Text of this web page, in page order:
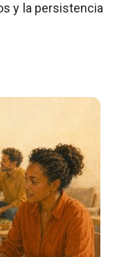
y la persistencia